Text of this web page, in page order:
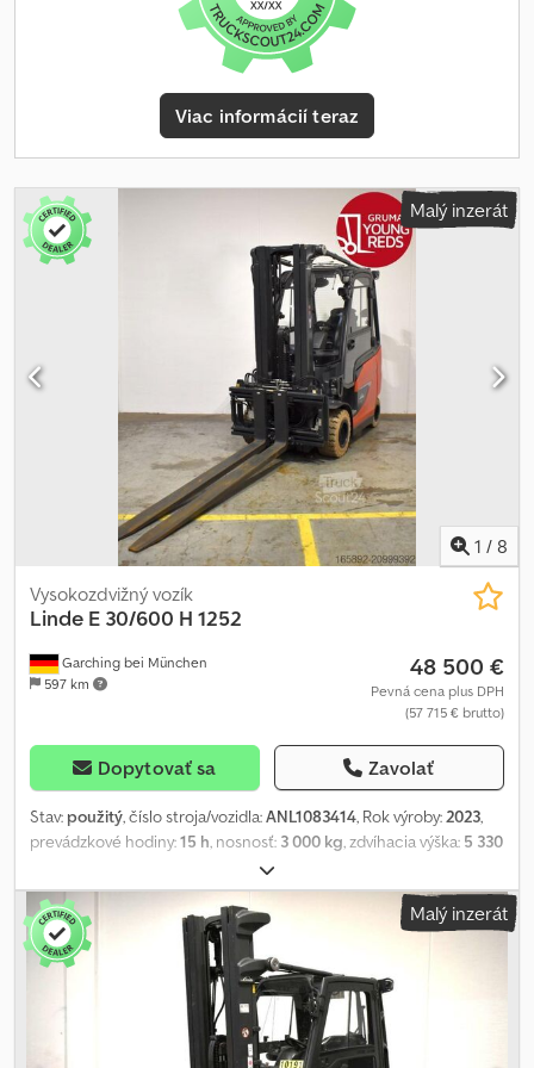
Mechanizmus nastavenia vidlice bez bočného posuvu DURWEN
TGZ.35.1350, príprava 1150 mm - Ochranná mriežka nákladu: 960
mm nad podlahou - Uzavretá kabína - Kúrenie - 2 x LED pracovné
svetlá vpredu - Osvetľovacia sústava so stojanovými a jazdnými
svetlami, brzdovými svetlami a smerovými svetlami - Výstražné
svetlo - Bodové svetlo vpredu: BlueSpot - Bodové svetlo vzadu:
strechy - Panoramatické spätné zrkadlo - Kontrola prístupu:
Kľúčový spínač - Komfortné sedadlo vodiča (látkové čalúnenie) -
Dvojité pedále - Centrálne ovládanie páky a krížovej páky - Rozsah
otvárania mechanizmu nastavenia vidlice 510 – 1260 mm -
Teleskopická vidlica, základná dĺžka 1350 mm - Vysúvanie 1000 mm
- dĺžka v rozsiahnutom stave 2350 mm - LSP 0,6 Referencia:
Viac informácií teraz
Malý inzerát
1 / 8
Garching bei München
597 km
Vysokozdvižný vozík
Linde E 30/600 H 1252
48 500 €
Pevná cena plus DPH
(57 715 € brutto)
Dopytovať sa Zavolať
Stav: použitý, číslo stroja/vozidla:ANL1083414, Rok výroby:2023,
prevádzkové hodiny:15 h, nosnosť: 3 000 kg, zdvíhacia výška: 5 330
, ťažisko nákladu:
triplex, kapacita batérie:620 Ach, napätie batérie:80 V, šírka
nosiča vidlíc:
1 150 mm, dĺžka vidlíc:
, veľkosť prednej
pneumatiky:
, veľkosť zadnej pneumatiky:
pohotovostná hmotnosť:5 888 kg, celková výška:
2 388 mm , celková šírka:1 244 mm, palivo:
- Aquamatic na batériu - Vozidlový konektor REMA 160A - 180°
batériové dvere pre výmenu batérie - Menic napätia Chjdpfx
Malý inzerát